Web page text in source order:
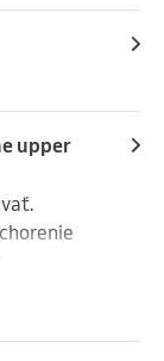
upper